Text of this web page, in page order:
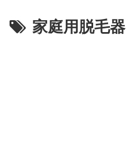
家庭用脱毛器